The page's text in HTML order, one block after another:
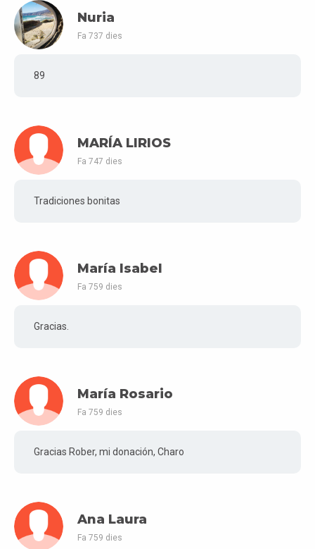
Nuria
Fa 737 dies
89
MARÍA LIRIOS
Fa 747 dies
Tradiciones bonitas
María Isabel
Fa 759 dies
Gracias.
María Rosario
Fa 759 dies
Gracias Rober, mi donación, Charo
Ana Laura
Fa 759 dies